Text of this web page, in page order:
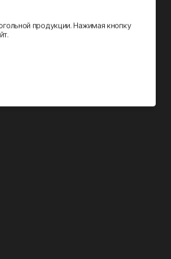
продукции. Нажимая кнопку